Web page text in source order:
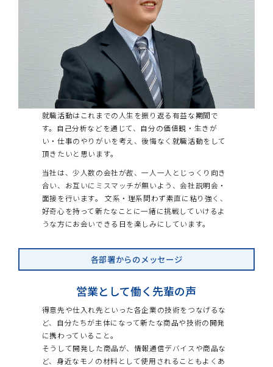
就職活動はこれまでの人生を振り返る有益な期間で
す。自己分析などを通じて、自分の価値観・生きが
い・仕事のやりがいを考え、後悔なく就職活動をして
頂きたいと思います。
当社は、少人数の会社が故、一人一人とじっくり向き
合い、お互いにミスマッチが無いよう、会社説明会・
面接を行います。 文系・理系問わず素直に粘り強く、
好奇心を持って新たなことに一緒に挑戦していけるよ
うな方にお会いできる日を楽しみにしています。
各部署からのメッセージ
営業として働く先輩の声
得意先や仕入れ先といった各企業の技術をつなげるな
ど、自分たちが主体になって新たな商品や技術の開発
に携わっていること。
そうして開発した商品が、情報通信デバイスや商品な
ど、身近なモノの材料として使用されることもよくあ